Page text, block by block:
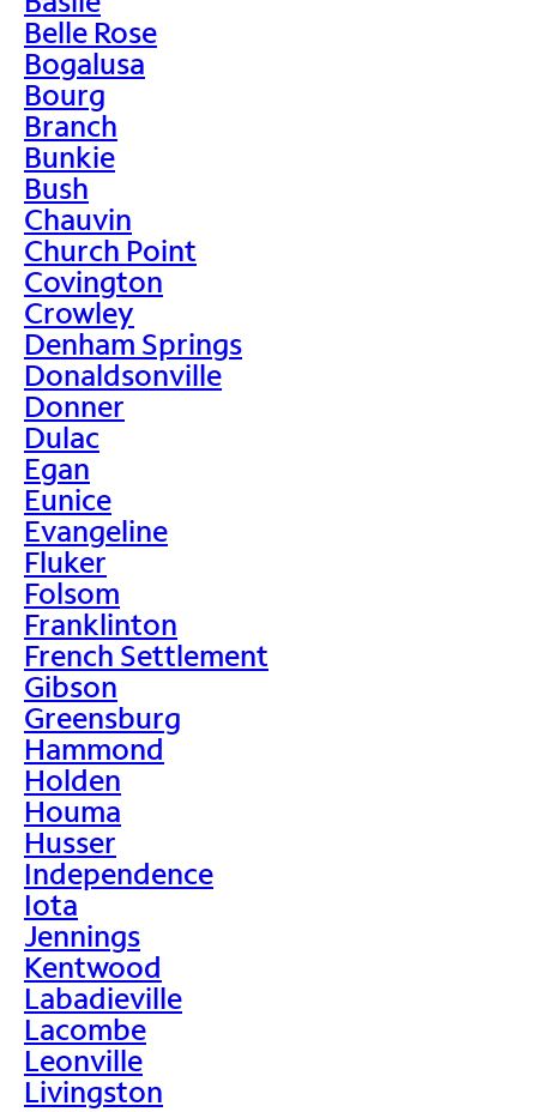
Belle Rose
Bogalusa
Bourg
Branch
Bunkie
Bush
Chauvin
Church Point
Covington
Crowley
Denham Springs
Donaldsonville
Donner
Dulac
Egan
Eunice
Evangeline
Fluker
Folsom
Franklinton
French Settlement
Gibson
Greensburg
Hammond
Holden
Houma
Husser
Independence
Iota
Jennings
Kentwood
Labadieville
Lacombe
Leonville
Livingston